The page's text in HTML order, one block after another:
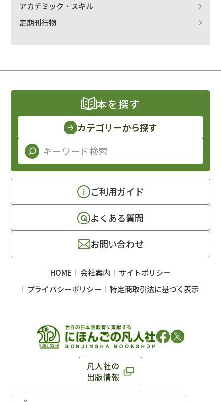
アカデミック・スキル
定期刊行物
凡人社の
出版情報
本を探す
カテゴリーから探す
ご利用ガイド
よくある質問
お問い合わせ
HOME 会社案内
サイトポリシー
プライバシーポリシー
特定商取引法に基づく表示